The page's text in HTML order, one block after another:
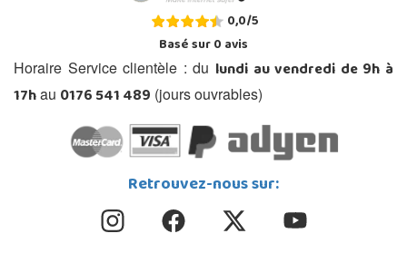
0,0/5
Basé sur0avis
Horaire Service clientèle : du lundi au vendredi de 9h à
17hau 0176 541 489 (jours ouvrables)
Retrouvez-nous sur: